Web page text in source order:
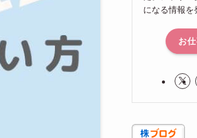
になる情報を
お